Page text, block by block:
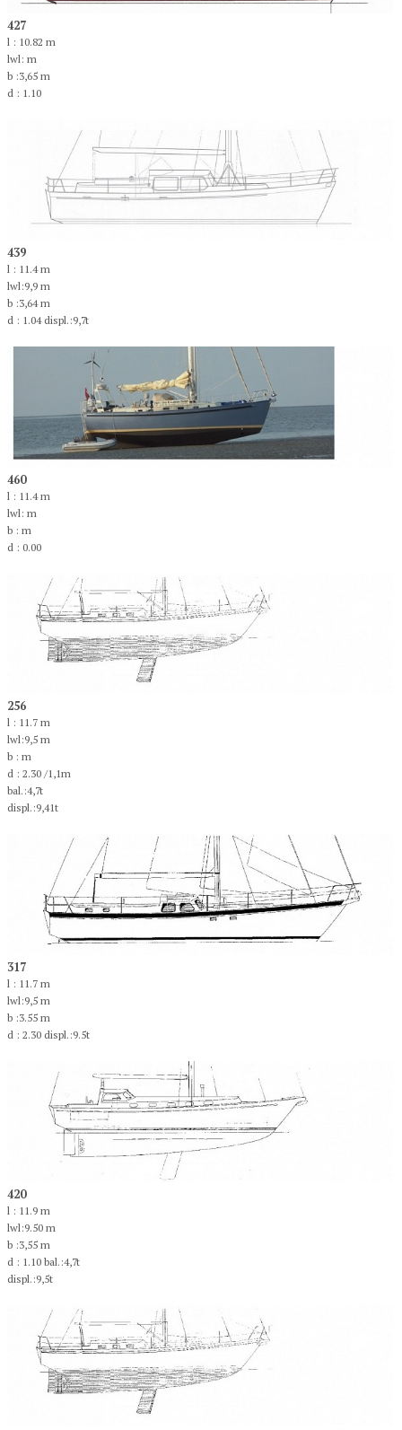
427
l : 10.82 m
lwl: m
b :3,65 m
d : 1.10
439
l : 11.4 m
lwl:9,9 m
b :3,64 m
d : 1.04 displ.:9,7t
460
l : 11.4 m
lwl: m
b : m
d : 0.00
256
l : 11.7 m
lwl:9,5 m
b : m
d : 2.30 /1,1m
bal.:4,7t
displ.:9,41t
317
l : 11.7 m
lwl:9,5 m
b :3.55 m
d : 2.30 displ.:9.5t
420
l : 11.9 m
lwl:9.50 m
b :3,55 m
d : 1.10 bal.:4,7t
displ.:9,5t